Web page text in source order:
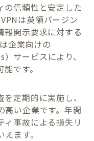
の信頼性と安定した
は英領バージン
報開示要求に対する
企業向けの
サービスにより、
です。
定期的に実施し、
高い企業です。年間
ィ事故による損失リ
ます。